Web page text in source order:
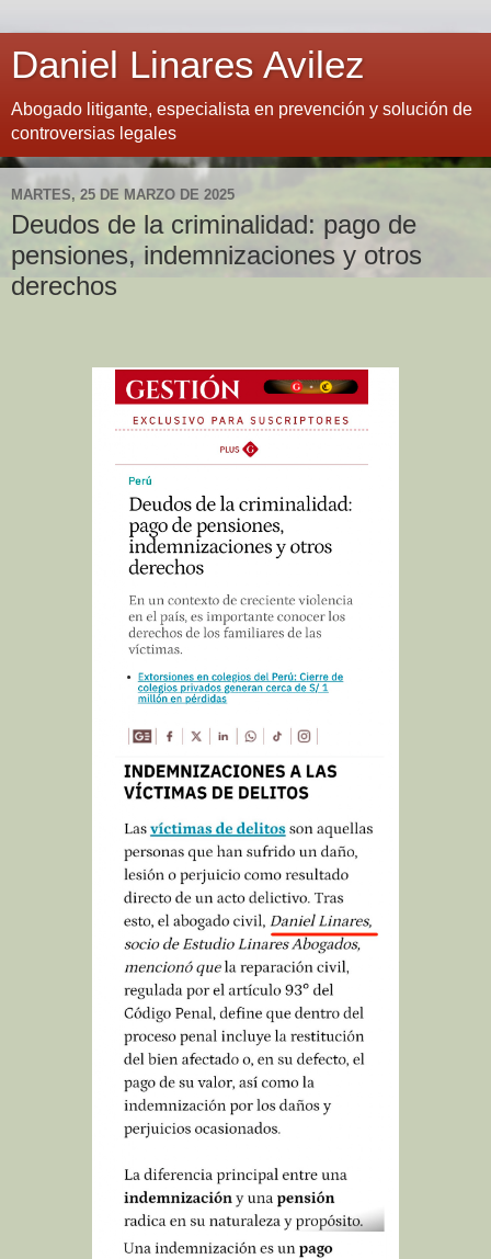
Daniel Linares Avilez
Abogado litigante, especialista en prevención y solución de
controversias legales
MARTES, 25 DE MARZO DE 2025
Deudos de la criminalidad: pago de
pensiones, indemnizaciones y otros
derechos